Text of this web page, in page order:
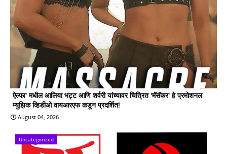
ऐल्फा' मधील आलिया भट्ट आणि शर्वरी यांच्यावर चित्रित 'मॅसॅकर' हे प्रमोशनल
म्युझिक व्हिडीओ वायआरएफ कडून प्रदर्शित!
August 04, 2026
Uncategorized